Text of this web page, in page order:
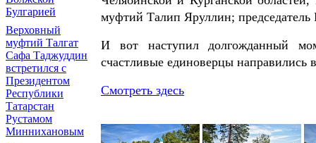
Булгарией
Верховный
муфтий Талгат
Сафа Таджуддин
встретился с
Президентом
Республики
Татарстан
Рустамом
Миннихановым
муфтий Талип Яруллин;
И вот наступил долгожданный
счастливые единоверцы направились
Смотреть здесь